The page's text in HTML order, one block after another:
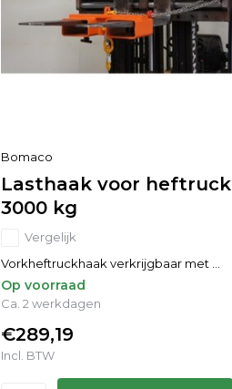
Bomaco
Lasthaak voor heftruck
3000 kg
Vergelijk
Vorkheftruckhaak verkrijgbaar met ...
Op voorraad
Ca. 2 werkdagen
€289,19
Incl. BTW